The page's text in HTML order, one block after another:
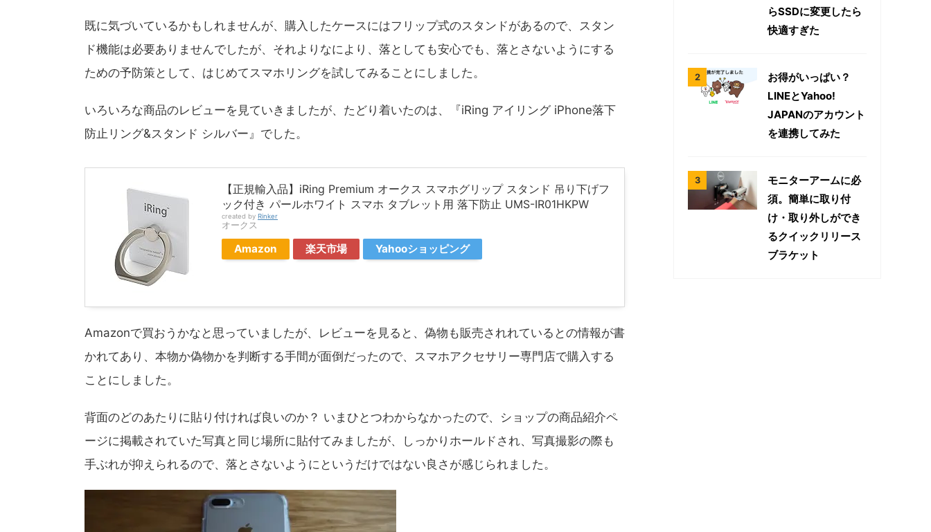
既に気づいているかもしれませんが、購入したケースにはフリップ式のスタンドがあるので、スタン
ド機能は必要ありませんでしたが、それよりなにより、落としても安心でも、落とさないようにする
ための予防策として、はじめてスマホリングを試してみることにしました。
いろいろな商品のレビューを見ていきましたが、たどり着いたのは、『iRing アイリング iPhone落下
防止リング&スタンド シルバー』でした。
【正規輸入品】iRing Premium オークス スマホグリップ スタンド 吊り下げフ
ック付き パールホワイト スマホ タブレット用 落下防止 UMS-IR01HKPW
created by Rinker
オークス
Amazon 楽天市場 Yahooショッピング
Amazonで買おうかなと思っていましたが、レビューを見ると、偽物も販売されれているとの情報が書
かれてあり、本物か偽物かを判断する手間が面倒だったので、スマホアクセサリー専門店で購入する
ことにしました。
背面のどのあたりに貼り付ければ良いのか？ いまひとつわからなかったので、ショップの商品紹介ペ
ージに掲載されていた写真と同じ場所に貼付てみましたが、しっかりホールドされ、写真撮影の際も
手ぶれが抑えられるので、落とさないようにというだけではない良さが感じられました。
らSSDに変更したら
快適すぎた
お得がいっぱい？
LINEとYahoo!
JAPANのアカウント
を連携してみた
モニターアームに必
須。簡単に取り付
け・取り外しができ
るクイックリリース
ブラケット